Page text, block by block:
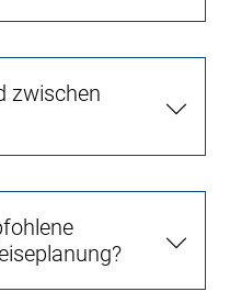
zwischen